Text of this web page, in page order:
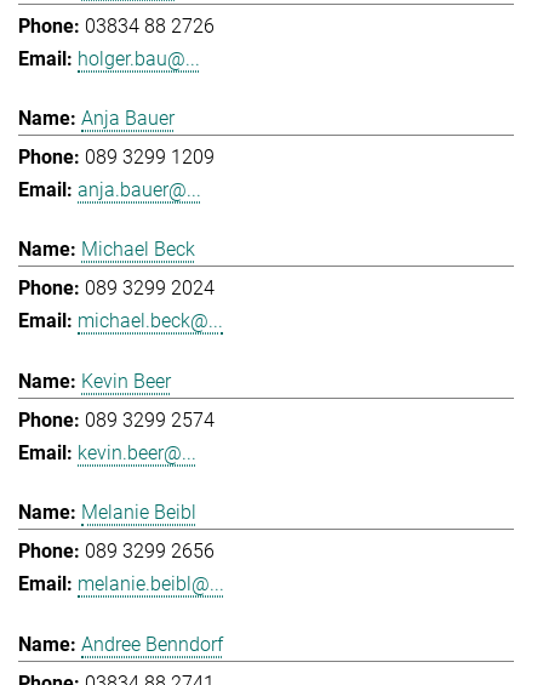
03834 88 2726
holger.bau@...
Anja Bauer
089 3299 1209
anja.bauer@...
Michael Beck
089 3299 2024
michael.beck@...
Kevin Beer
089 3299 2574
kevin.beer@...
Melanie Beibl
089 3299 2656
melanie.beibl@...
Andree Benndorf